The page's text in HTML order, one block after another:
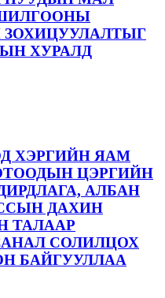
ЗОХИЦУУЛАЛТЫГ
ХУРАЛД
ХЭРГИЙН ЯАМ
ЦЭРГИЙН
АЛБАН
ДАХИН
ТАЛААР
СОЛИЛЦОХ
БАЙГУУЛЛАА